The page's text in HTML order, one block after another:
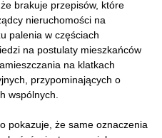
brakuje przepisów, które
nieruchomości na
palenia w częściach
na postulaty mieszkańców
na klatkach
przypominających o
wspólnych.
pokazuje, że same oznaczenia